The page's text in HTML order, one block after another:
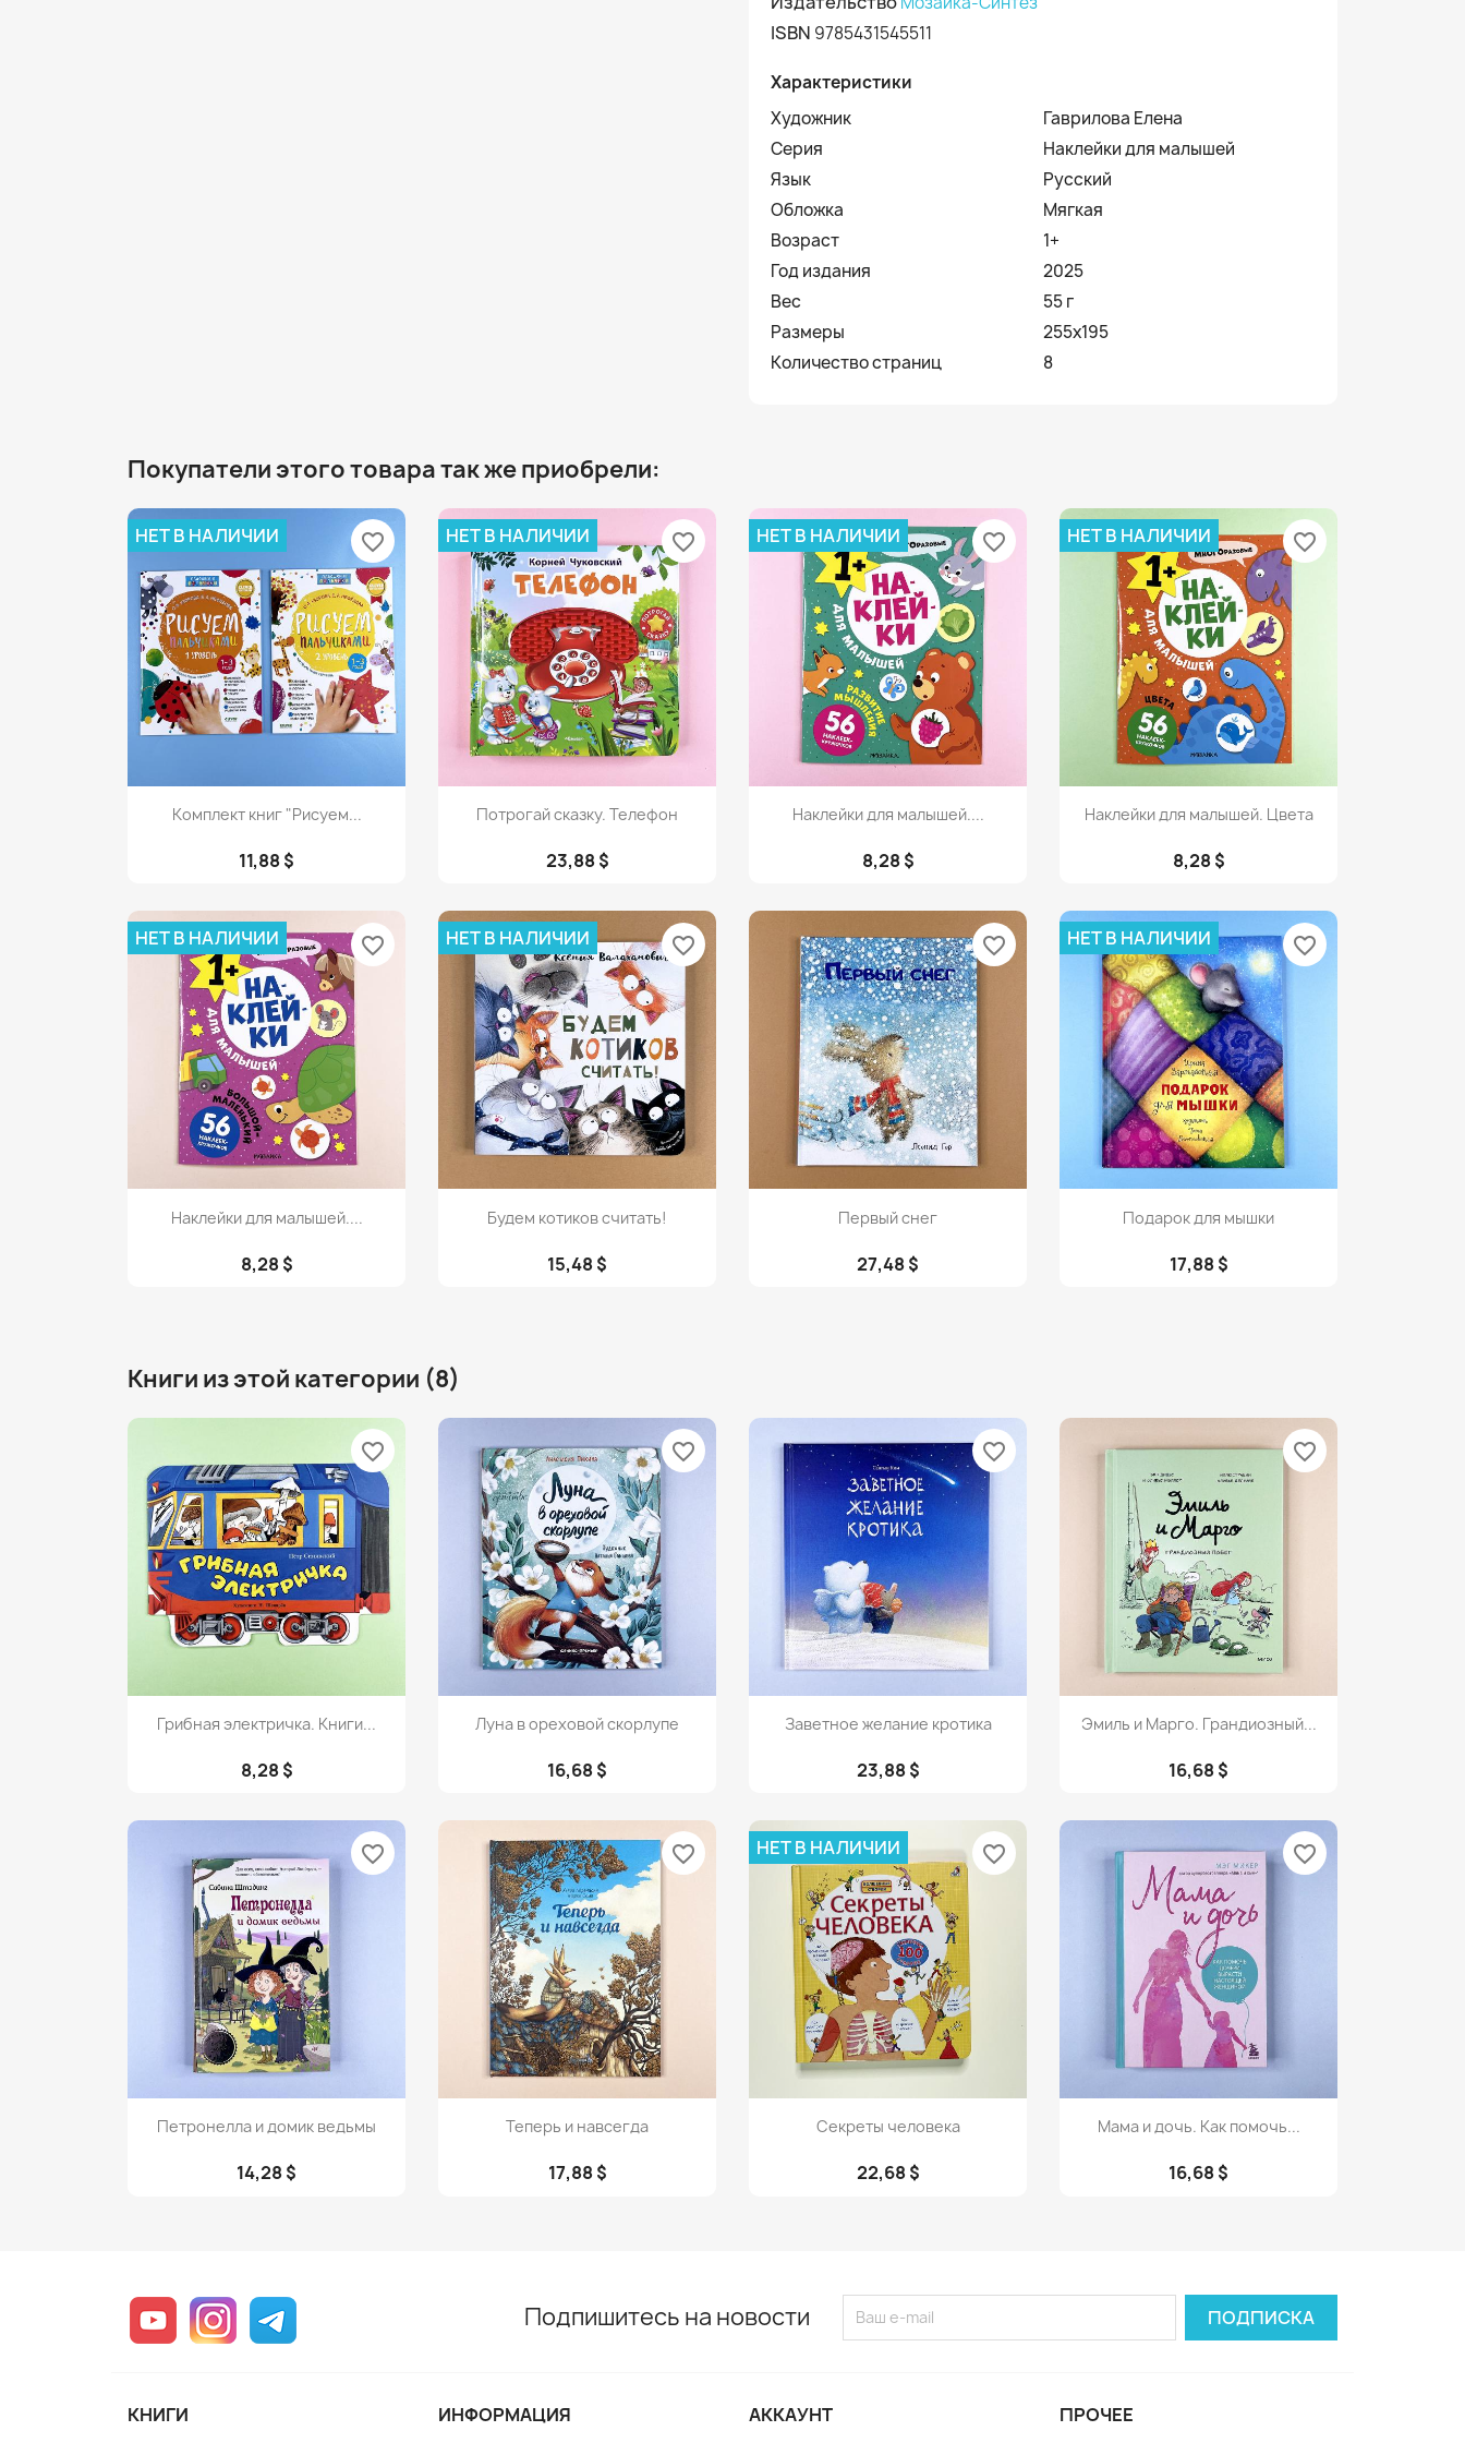
ISBN 9785431545511
Характеристики
Художник
Гаврилова Елена
Серия
Наклейки для малышей
Язык
Русский
Обложка
Мягкая
Возраст
1+
Год издания
2025
Вес
55 г
Размеры
255x195
Количество страниц
8
Покупатели этого товара так же приобрели:
Просмотр
Комплект книг "Рисуем...
11,88 $
НЕТ В НАЛИЧИИ favorite_border
Просмотр
Потрогай сказку. Телефон
23,88 $
НЕТ В НАЛИЧИИ favorite_border
Просмотр
Наклейки для малышей....
8,28 $
НЕТ В НАЛИЧИИ favorite_border
Просмотр
Наклейки для малышей. Цвета
8,28 $
НЕТ В НАЛИЧИИ favorite_border
Просмотр
Наклейки для малышей....
8,28 $
НЕТ В НАЛИЧИИ favorite_border
Просмотр
Будем котиков считать!
15,48 $
НЕТ В НАЛИЧИИ favorite_border
Просмотр
Первый снег
27,48 $
favorite_border
Просмотр
Подарок для мышки
17,88 $
НЕТ В НАЛИЧИИ favorite_border
Книги из этой категории (8)
Просмотр
Грибная электричка. Книги...
8,28 $
favorite_border
Просмотр
Луна в ореховой скорлупе
16,68 $
favorite_border
Просмотр
Заветное желание кротика
23,88 $
favorite_border
Просмотр
Эмиль и Марго. Грандиозный...
16,68 $
favorite_border
Просмотр
Петронелла и домик ведьмы
14,28 $
favorite_border
Просмотр
Теперь и навсегда
17,88 $
favorite_border
Просмотр
Секреты человека
22,68 $
НЕТ В НАЛИЧИИ favorite_border
Просмотр
Мама и дочь. Как помочь...
16,68 $
favorite_border
YouTube Instagram Подпишитесь на новости
КНИГИ ИНФОРМАЦИЯ АККАУНТ ПРОЧЕЕ